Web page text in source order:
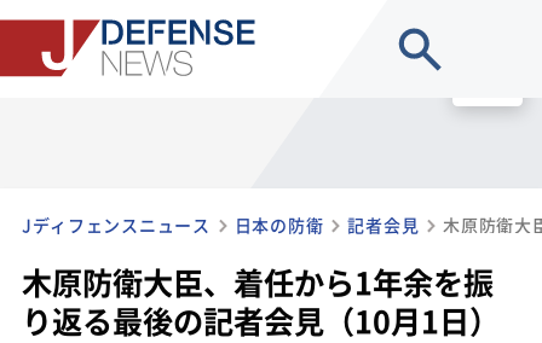
Jディフェンスニュース 日本の防衛 記者会見
木原防衛大臣、着任から1年余を振
り返る最後の記者会見（10月1日）